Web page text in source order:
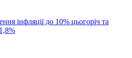
інфляції до 10% цьогоріч та